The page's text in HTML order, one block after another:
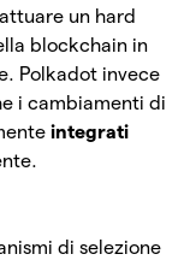
un hard
blockchain in
Polkadot invece
i cambiamenti di
integrati
di selezione